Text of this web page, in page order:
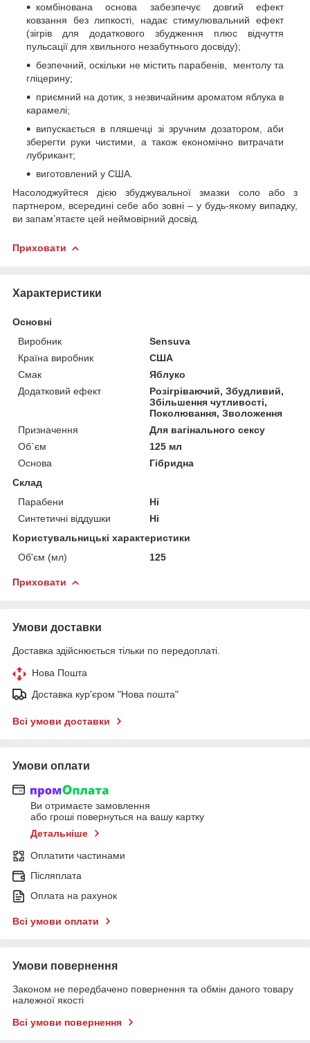
комбінована основа забезпечує довгий ефект
ковзання без липкості, надає стимулювальний ефект
(зігрів для додаткового збудження плюс відчуття
пульсації для хвильного незабутнього досвіду);
безпечний, оскільки не містить парабенів, ментолу та
гліцерину;
приємний на дотик, з незвичайним ароматом яблука в
карамелі;
випускається в пляшечці зі зручним дозатором, аби
зберегти руки чистими, а також економічно витрачати
лубрикант;
виготовлений у США.
Насолоджуйтеся дією збуджувальної змазки соло або з
партнером, всередині себе або зовні – у будь-якому випадку,
ви запам’ятаєте цей неймовірний досвід.
Приховати
Характеристики
Основні
Виробник
Sensuva
Країна виробник
США
Смак
Яблуко
Додатковий ефект
Розігріваючий, Збудливий,
Збільшення чутливості,
Поколювання, Зволоження
Призначення
Для вагінального сексу
Об`єм
125 мл
Основа
Гібридна
Склад
Парабени
Ні
Синтетичні віддушки
Ні
Користувальницькі характеристики
Об'єм (мл)
125
Приховати
Умови доставки
Доставка здійснюється тільки по передоплаті.
Нова Пошта
Доставка кур'єром "Нова пошта"
Всі умови доставки
Умови оплати
Ви отримаєте замовлення
або гроші повернуться на вашу картку
Детальніше
Оплатити частинами
Післяплата
Оплата на рахунок
Всі умови оплати
Умови повернення
Законом не передбачено повернення та обмін даного товару
належної якості
Всі умови повернення